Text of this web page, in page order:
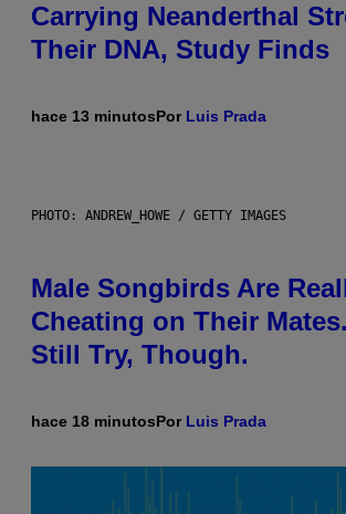
Carrying Neanderthal
Their DNA, Study Finds
hace 13 minutosPor Luis Prada
PHOTO: ANDREW_HOWE / GETTY IMAGES
Male Songbirds Are
Cheating on Their
Still Try, Though.
hace 18 minutosPor Luis Prada